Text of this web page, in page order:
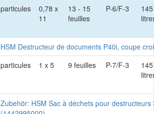
particules
0,78 x
11
13 - 15
feuilles
P-6/F-3
145
HSM Destructeur de documents P40i, coupe
particules
1 x 5 9 feuilles P-7/F-3
145
Zubehör: HSM Sac à déchets pour destructeurs